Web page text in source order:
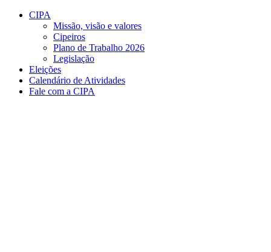
Conteúdo principal
CIPA
Missão, visão e valores
Cipeiros
Plano de Trabalho 2026
Legislação
Eleições
Calendário de Atividades
Fale com a CIPA